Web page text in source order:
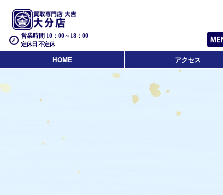
営業時間 10：00～18：00
定休日 不定休
HOME アクセス